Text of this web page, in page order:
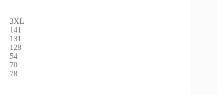
3XL
141
131
128
54
70
78